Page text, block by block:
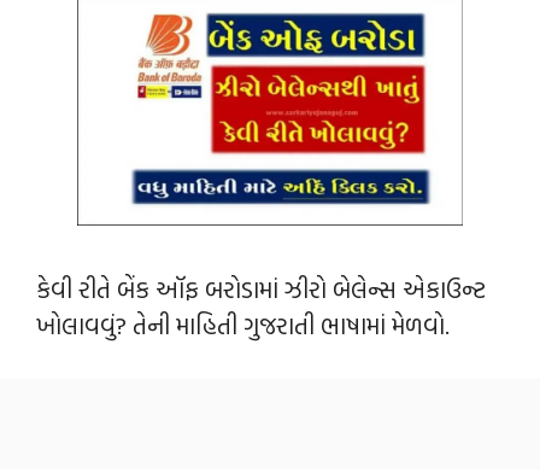
કેવી રીતે બેંક ઑફ બરોડામાં ઝીરો બેલેન્સ એકાઉન્ટ
ખોલાવવું? તેની માહિતી ગુજરાતી ભાષામાં મેળવો.